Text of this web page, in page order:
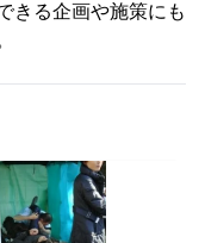
きる企画や施策にも